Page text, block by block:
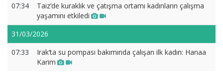
07:34
Taiz’de kuraklık ve çatışma ortamı kadınların çalışma
yaşamını etkiledi
31/03/2026
07:33
Irak’ta su pompası bakımında çalışan ilk kadın: Hanaa
Karim